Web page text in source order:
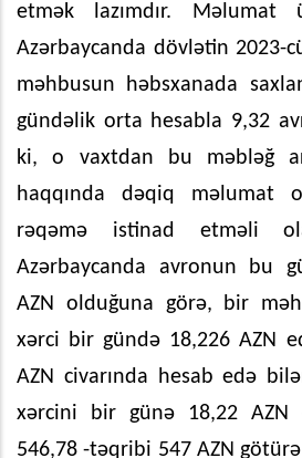
etmək lazımdır.
Azərbaycanda dövlətin 2023-
məhbusun həbsxanada
gündəlik orta hesabla 9,32
ki, o vaxtdan bu məbləğ
haqqında dəqiq məlumat
rəqəmə istinad etməli
Azərbaycanda avronun bu
AZN olduğuna görə, bir
xərci bir gündə 18,226 AZN
AZN civarında hesab edə
xərcini bir günə 18,22 AZN
546,78 -təqribi 547 AZN